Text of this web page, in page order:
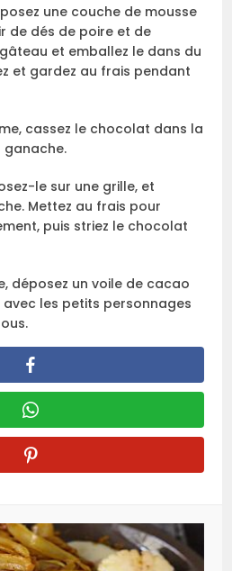
une couche de mousse
de dés de poire et de
et emballez le dans du
et gardez au frais pendant
cassez le chocolat dans la
ganache.
le sur une grille, et
Mettez au frais pour
puis striez le chocolat
déposez un voile de cacao
les petits personnages